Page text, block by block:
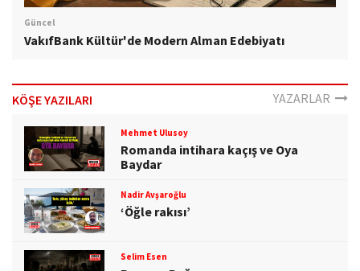
Güncel
VakıfBank Kültür'de Modern Alman Edebiyatı
KÖŞE YAZILARI YAZARLAR
Mehmet Ulusoy
Romanda intihara kaçış ve Oya
Baydar
Nadir Avşaroğlu
‘Öğle rakısı’
Selim Esen